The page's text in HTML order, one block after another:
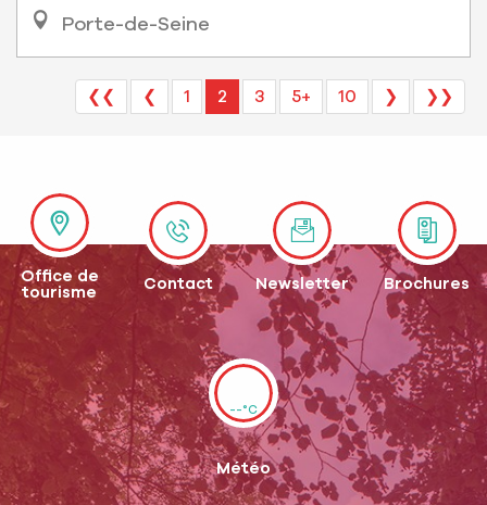
Porte-de-Seine
❮❮ ❮ 1 2 3 5+ 10 ❯ ❯❯
Office de
tourisme
Contact Newsletter Brochures
--°C
Météo